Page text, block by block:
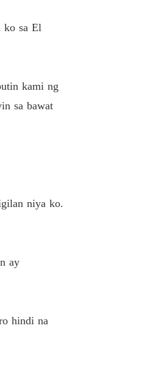
ko sa El
kami ng
sa bawat
niya ko.
ay
hindi na